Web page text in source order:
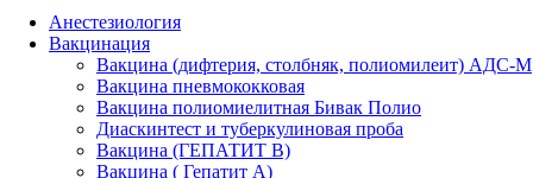
Анестезиология
Вакцинация
Вакцина (дифтерия, столбняк, полиомилеит) АДС-М
Вакцина пневмококковая
Вакцина полиомиелитная Бивак Полио
Диаскинтест и туберкулиновая проба
Вакцина (ГЕПАТИТ В)
Вакцина ( Гепатит А)